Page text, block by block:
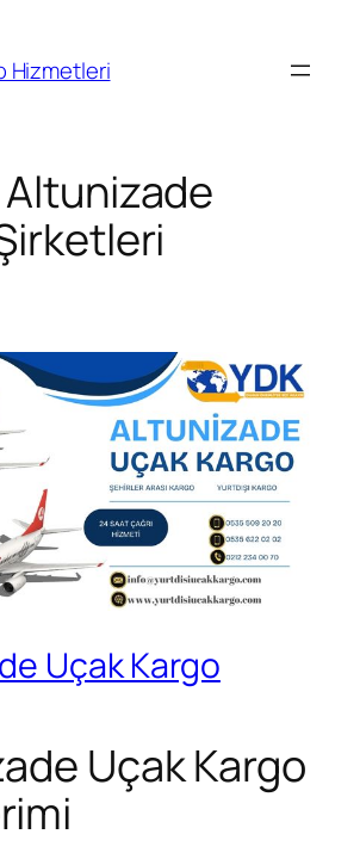
Hizmetleri
Altunizade
Uçak Kargo
Uçak Kargo